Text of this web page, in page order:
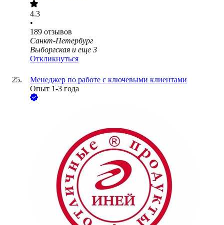
4.3
•
189 отзывов
Санкт-Петербург
Выборгская и еще 3
Откликнуться
Менеджер по работе с ключевыми клиентами
Опыт 1-3 года